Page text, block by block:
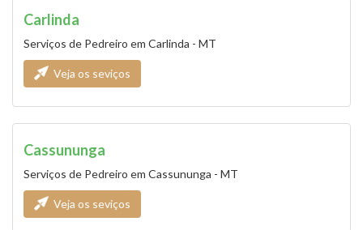
Carlinda
Serviços de Pedreiro em Carlinda - MT
Veja os seviços
Cassununga
Serviços de Pedreiro em Cassununga - MT
Veja os seviços